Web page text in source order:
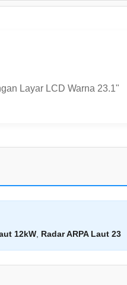
Layar LCD Warna 23.1"
12kW Radar ARPA Laut 23